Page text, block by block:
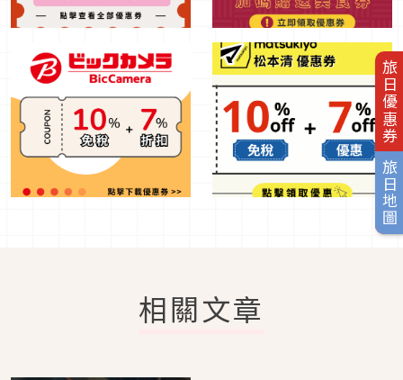
旅日優惠券
旅日地圖
相關文章